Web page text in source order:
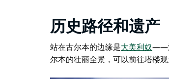
历史路径和遗产
站在古尔本的边缘是大美利奴——
尔本的壮丽全景，可以前往塔楼